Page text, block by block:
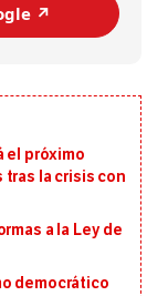
↗️
el próximo
la crisis con
a la Ley de
democrático